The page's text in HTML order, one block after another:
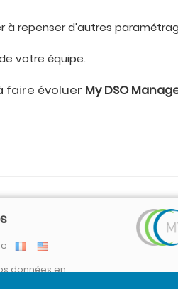
à repenser d'autres
votre équipe.
faire évoluer My DSO
données en